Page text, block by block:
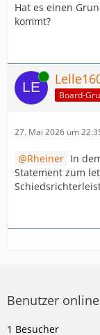
Hat es einen
kommt?
Online
Board-
27. Mai 2026 um
Rheiner In
Statement zum
Benutzer
1 Besucher